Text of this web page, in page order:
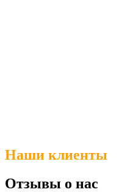
Наши клиенты
Отзывы о нас